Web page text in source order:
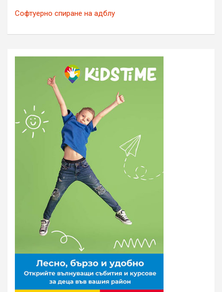
Софтуерно спиране на адблу